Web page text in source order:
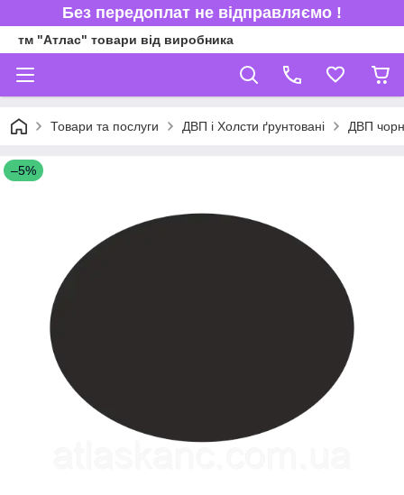
Без передоплат не відправляємо !
тм "Атлас" товари від виробника
Товари та послуги ДВП і Холсти ґрунтовані ДВП
–5%